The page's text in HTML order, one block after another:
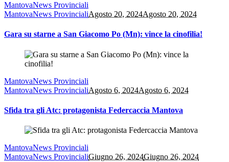
MantovaNews Provinciali
MantovaNews ProvincialiAgosto 20, 2024Agosto 20, 2024
Gara su starne a San Giacomo Po (Mn): vince la cinofilia!
MantovaNews Provinciali
MantovaNews ProvincialiAgosto 6, 2024Agosto 6, 2024
Sfida tra gli Atc: protagonista Federcaccia Mantova
MantovaNews Provinciali
MantovaNews ProvincialiGiugno 26, 2024Giugno 26, 2024